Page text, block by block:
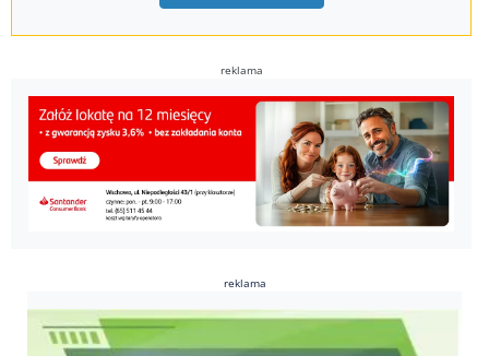
reklama
reklama